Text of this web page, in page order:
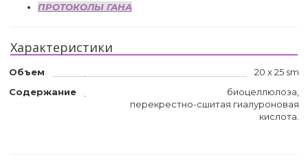
ПРОТОКОЛЫ ГАНА
Характеристики
Объем
20 х 25 sm
Содержание
биоцеллюлоза,
перекрестно-сшитая гиалуроновая
кислота.